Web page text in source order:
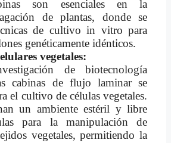
son esenciales en la
de plantas, donde se
de cultivo in vitro para
genéticamente idénticos.
vegetales:
de biotecnología
cabinas de flujo laminar se
el cultivo de células vegetales.
un ambiente estéril y libre
para la manipulación de
vegetales, permitiendo la